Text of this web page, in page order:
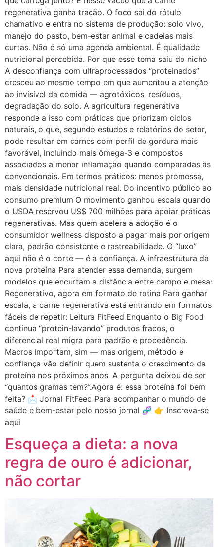
regenerativa ganha tração. O foco sai do rótulo
chamativo e entra no sistema de produção: solo vivo,
manejo do pasto, bem-estar animal e cadeias mais
curtas. Não é só uma agenda ambiental. É qualidade
nutricional percebida. Por que esse tema saiu do nicho
A desconfiança com ultraprocessados “proteinados”
cresceu ao mesmo tempo em que aumentou a atenção
ao invisível da comida — agrotóxicos, resíduos,
degradação do solo. A agricultura regenerativa
responde a isso com práticas que priorizam ciclos
naturais, o que, segundo estudos e relatórios do setor,
pode resultar em carnes com perfil de gordura mais
favorável, incluindo mais ômega-3 e compostos
associados a menor inflamação quando comparadas às
convencionais. Em termos práticos: menos promessa,
mais densidade nutricional real. Do incentivo público ao
consumo premium O movimento ganhou escala quando
o USDA reservou US$ 700 milhões para apoiar práticas
regenerativas. Mas quem acelera a adoção é o
consumidor wellness disposto a pagar mais por origem
clara, padrão consistente e rastreabilidade. O “luxo”
aqui não é o corte — é a confiança. A infraestrutura da
nova proteína Para atender essa demanda, surgem
modelos que encurtam a distância entre campo e mesa:
Regenerativo, agora em formato de rotina Para ganhar
escala, a carne regenerativa está entrando em formatos
fáceis de repetir: Leitura FitFeed Enquanto o Big Food
continua “protein-lavando” produtos fracos, o
diferencial real migra para padrão e procedência.
Macros importam, sim — mas origem, método e
confiança vão definir quem sustenta o crescimento da
proteína nos próximos anos. A pergunta deixou de ser
“quantos gramas tem?”.Agora é: essa proteína foi bem
feita? 📩 Jornal FitFeed Para acompanhar o mundo de
saúde e bem-estar pelo nosso jornal 🧬 👉 Inscreva-se
aqui
Esqueça a dieta: a nova
regra de ouro é adicionar,
não cortar